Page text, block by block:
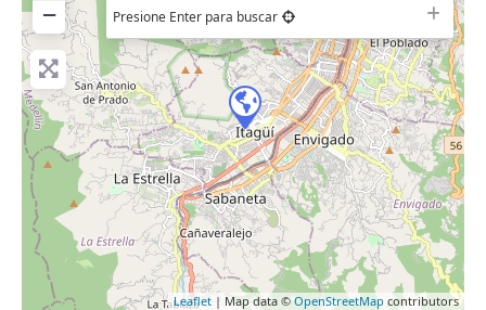
−
Presione Enter para buscar
Leaflet | Map data © OpenStreetMap contributors